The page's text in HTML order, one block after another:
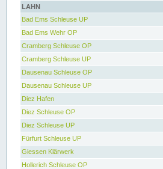
LAHN
Bad Ems Schleuse UP
Bad Ems Wehr OP
Cramberg Schleuse OP
Cramberg Schleuse UP
Dausenau Schleuse OP
Dausenau Schleuse UP
Diez Hafen
Diez Schleuse OP
Diez Schleuse UP
Fürfurt Schleuse UP
Giessen Klärwerk
Hollerich Schleuse OP